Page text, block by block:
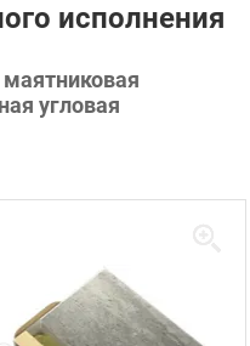
исполнения
угловая